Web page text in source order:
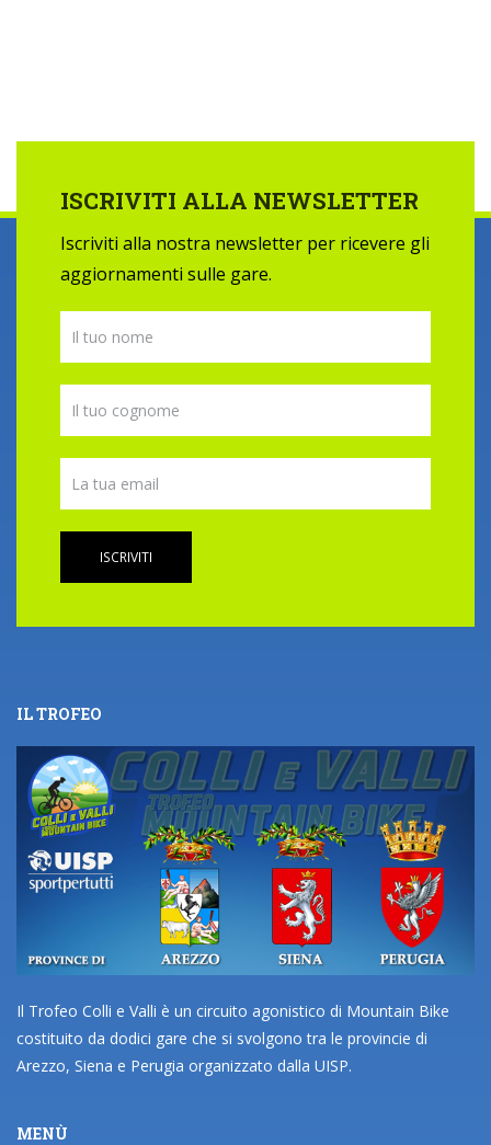
ISCRIVITI ALLA NEWSLETTER
Iscriviti alla nostra newsletter per ricevere gli
aggiornamenti sulle gare.
ISCRIVITI
IL TROFEO
Il Trofeo Colli e Valli è un circuito agonistico di Mountain Bike
costituito da dodici gare che si svolgono tra le provincie di
Arezzo, Siena e Perugia organizzato dalla UISP.
MENÙ